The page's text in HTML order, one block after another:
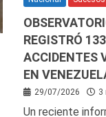
REGISTRÓ
ACCIDENTES
EN
29/07/2026 3
Un reciente